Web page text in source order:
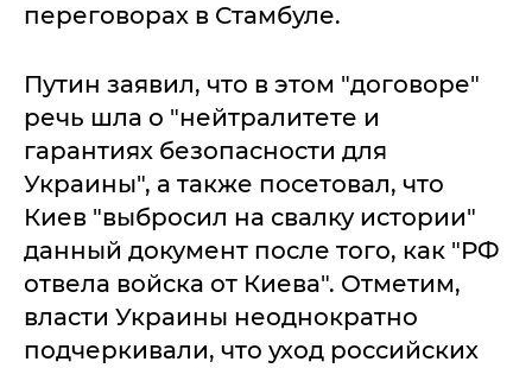
переговорах в Стамбуле.
Путин заявил, что в этом "договоре"
речь шла о "нейтралитете и
гарантиях безопасности для
Украины", а также посетовал, что
Киев "выбросил на свалку истории"
данный документ после того, как "РФ
отвела войска от Киева". Отметим,
власти Украины неоднократно
подчеркивали, что уход российских